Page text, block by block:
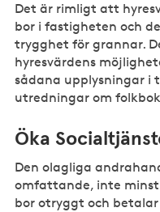
Det är rimligt att
bor i fastigheten och
trygghet för grannar.
hyresvärdens
sådana upplysningar i
utredningar om
Öka
Den olagliga
omfattande, inte
bor otryggt och